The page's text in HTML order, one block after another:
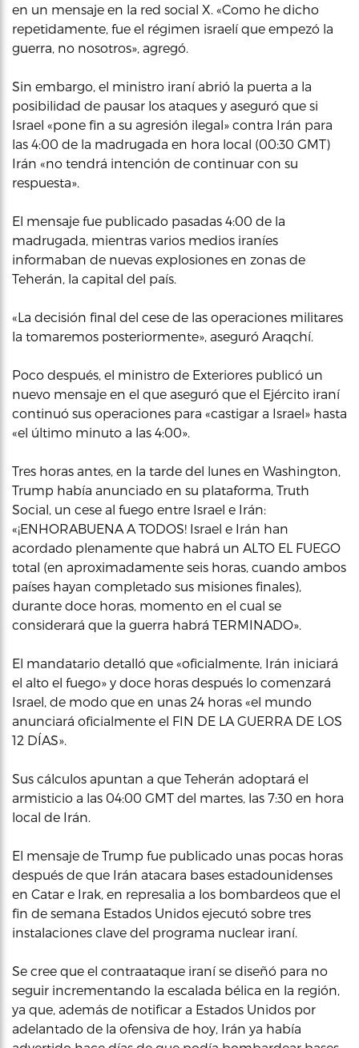
en un mensaje en la red social X. «Como he dicho
repetidamente, fue el régimen israelí que empezó la
guerra, no nosotros», agregó.
Sin embargo, el ministro iraní abrió la puerta a la
posibilidad de pausar los ataques y aseguró que si
Israel «pone fin a su agresión ilegal» contra Irán para
las 4:00 de la madrugada en hora local (00:30 GMT)
Irán «no tendrá intención de continuar con su
respuesta».
El mensaje fue publicado pasadas 4:00 de la
madrugada, mientras varios medios iraníes
informaban de nuevas explosiones en zonas de
Teherán, la capital del país.
«La decisión final del cese de las operaciones militares
la tomaremos posteriormente», aseguró Araqchí.
Poco después, el ministro de Exteriores publicó un
nuevo mensaje en el que aseguró que el Ejército iraní
continuó sus operaciones para «castigar a Israel» hasta
«el último minuto a las 4:00».
Tres horas antes, en la tarde del lunes en Washington,
Trump había anunciado en su plataforma, Truth
Social, un cese al fuego entre Israel e Irán:
«¡ENHORABUENA A TODOS! Israel e Irán han
acordado plenamente que habrá un ALTO EL FUEGO
total (en aproximadamente seis horas, cuando ambos
países hayan completado sus misiones finales),
durante doce horas, momento en el cual se
considerará que la guerra habrá TERMINADO».
El mandatario detalló que «oficialmente, Irán iniciará
el alto el fuego» y doce horas después lo comenzará
Israel, de modo que en unas 24 horas «el mundo
anunciará oficialmente el FIN DE LA GUERRA DE LOS
12 DÍAS».
Sus cálculos apuntan a que Teherán adoptará el
armisticio a las 04:00 GMT del martes, las 7:30 en hora
local de Irán.
El mensaje de Trump fue publicado unas pocas horas
después de que Irán atacara bases estadounidenses
en Catar e Irak, en represalia a los bombardeos que el
fin de semana Estados Unidos ejecutó sobre tres
instalaciones clave del programa nuclear iraní.
Se cree que el contraataque iraní se diseñó para no
seguir incrementando la escalada bélica en la región,
ya que, además de notificar a Estados Unidos por
adelantado de la ofensiva de hoy, Irán ya había